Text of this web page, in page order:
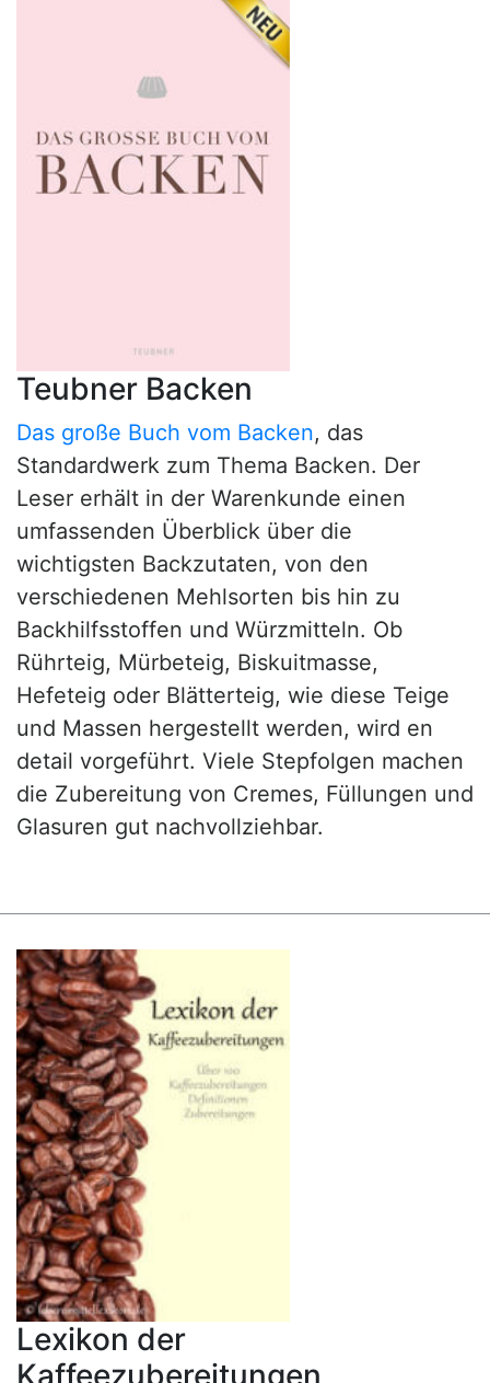
Teubner Backen
Das große Buch vom Backen, das
Standardwerk zum Thema Backen. Der
Leser erhält in der Warenkunde einen
umfassenden Überblick über die
wichtigsten Backzutaten, von den
verschiedenen Mehlsorten bis hin zu
Backhilfsstoffen und Würzmitteln. Ob
Rührteig, Mürbeteig, Biskuitmasse,
Hefeteig oder Blätterteig, wie diese Teige
und Massen hergestellt werden, wird en
detail vorgeführt. Viele Stepfolgen machen
die Zubereitung von Cremes, Füllungen und
Glasuren gut nachvollziehbar.
Lexikon der
Kaffeezubereitungen